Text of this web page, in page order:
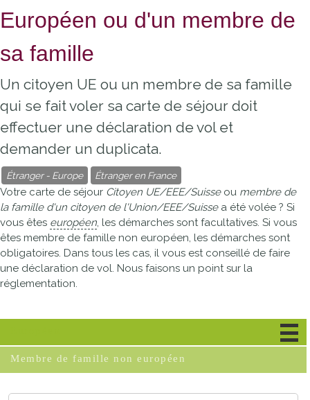
Européen ou d'un membre de
sa famille
Un citoyen UE ou un membre de sa famille
qui se fait voler sa carte de séjour doit
effectuer une déclaration de vol et
demander un duplicata.
Étranger - Europe Étranger en France
Votre carte de séjour Citoyen UE/EEE/Suisseou membre de
la famille d'un citoyen de l'Union/EEE/Suissea été volée ? Si
vous êtes européen, les démarches sont facultatives. Si vous
êtes membre de famille non européen, les démarches sont
obligatoires. Dans tous les cas, il vous est conseillé de faire
une déclaration de vol. Nous faisons un point sur la
réglementation.
Membre de famille non européen